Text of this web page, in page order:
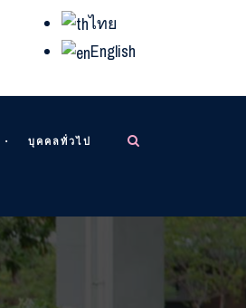
ไทย
English
บุคคลทั่วไป